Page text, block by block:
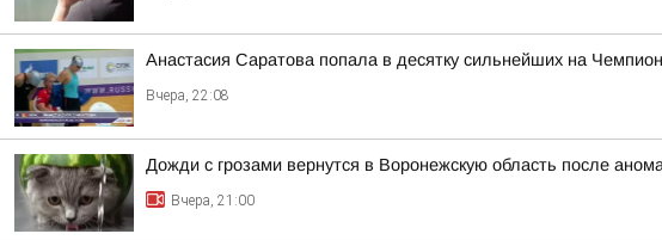
Анастасия Саратова попала в десятку сильнейших на
Вчера, 22:08
Дожди с грозами вернутся в Воронежскую область после
Вчера, 21:00